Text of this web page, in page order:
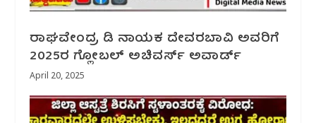
ರಾಘವೇಂದ್ರ ಡಿ ನಾಯಕ ದೇವರಬಾವಿ ಅವರಿಗೆ
2025ರ ಗ್ಲೋಬಲ್ ಅಚಿವರ್ಸ್ ಅವಾರ್ಡ್
April 20, 2025